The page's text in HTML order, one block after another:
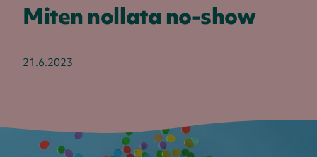
Miten nollata no-show
21.6.2023